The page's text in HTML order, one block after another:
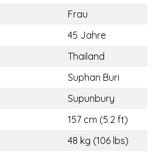
Frau
45 Jahre
Thailand
Suphan Buri
Supunbury
157 cm (5.2 ft)
48 kg (106 lbs)